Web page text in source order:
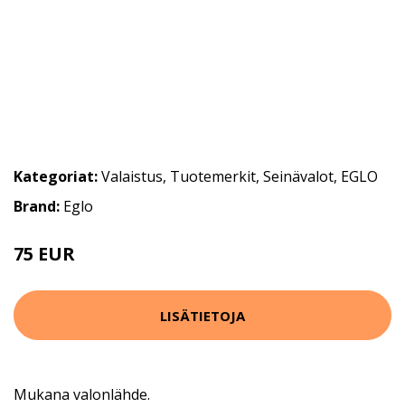
Kategoriat:Valaistus, Tuotemerkit, Seinävalot, EGLO
Brand: Eglo
75 EUR
LISÄTIETOJA
Mukana valonlähde.